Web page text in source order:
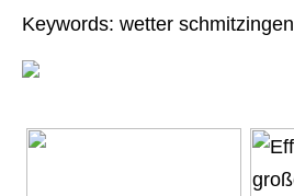
Keywords: wetter schmitzingen